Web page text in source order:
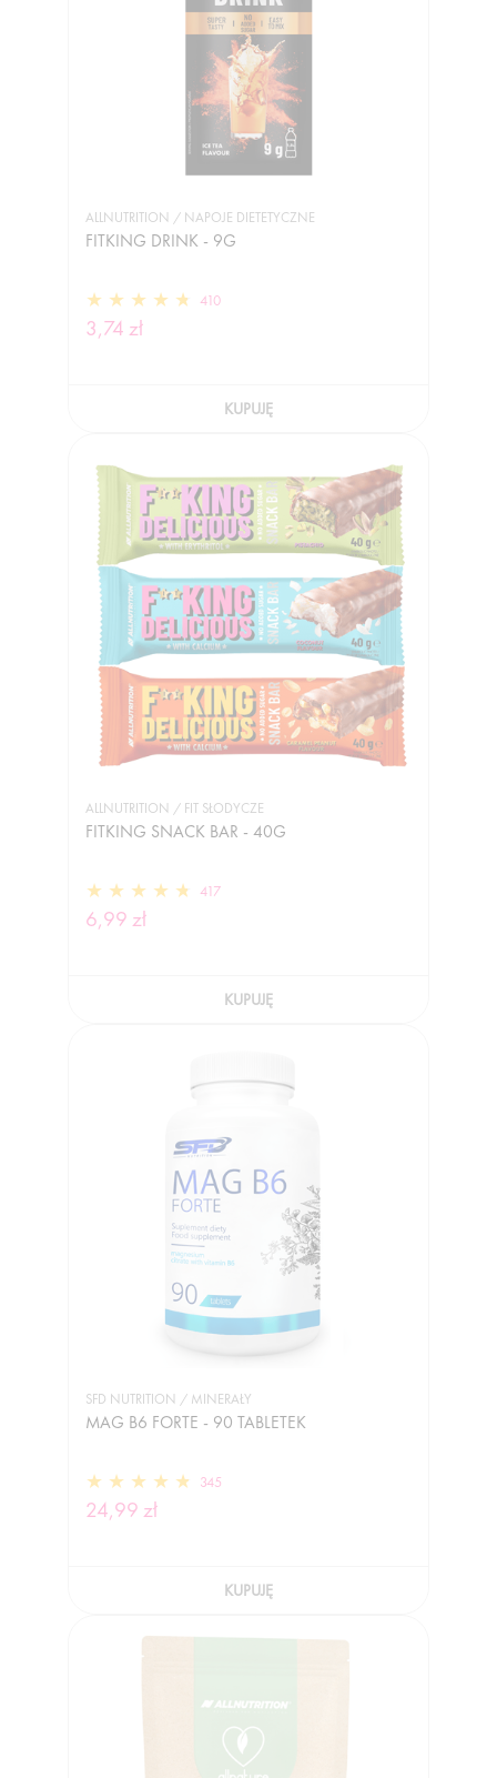
ALLNUTRITION / NAPOJE DIETETYCZNE
FITKING DRINK - 9G
410
3,74 zł
KUPUJĘ
ALLNUTRITION / FIT SŁODYCZE
FITKING SNACK BAR - 40G
417
6,99 zł
KUPUJĘ
SFD NUTRITION / MINERAŁY
MAG B6 FORTE - 90 TABLETEK
345
24,99 zł
KUPUJĘ